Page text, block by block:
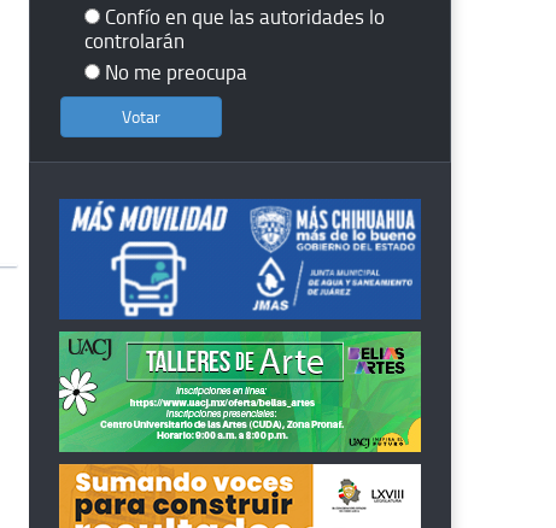
Confío en que las autoridades lo
controlarán
No me preocupa